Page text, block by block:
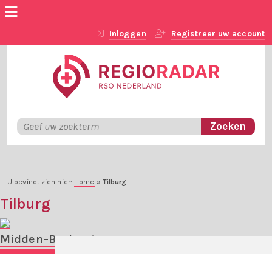
Inloggen Registreer uw account
U bevindt zich hier: Home » Tilburg
Tilburg
Midden-Brabant